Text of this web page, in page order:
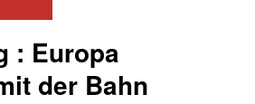
: Europa
der Bahn